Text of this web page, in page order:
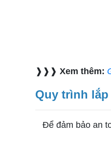
❱❱❱ Xem thêm:
Quy trình
Để đảm bảo an